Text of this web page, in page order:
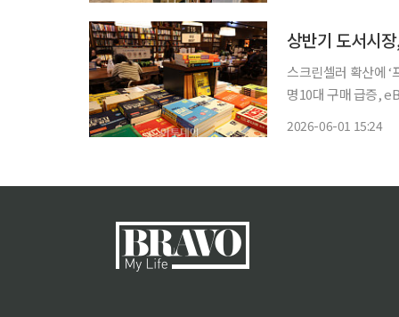
상반기 도서시
스크린셀러 확산에 ‘
명10대 구매 급증, eBook·오디오북
2026-06-01 15:24